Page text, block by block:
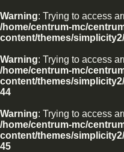
Warning: Trying to access
/home/centrum-mc/
content/themes/
Warning: Trying to access
/home/centrum-mc/
content/themes/
44
Warning: Trying to access
/home/centrum-mc/
content/themes/
45